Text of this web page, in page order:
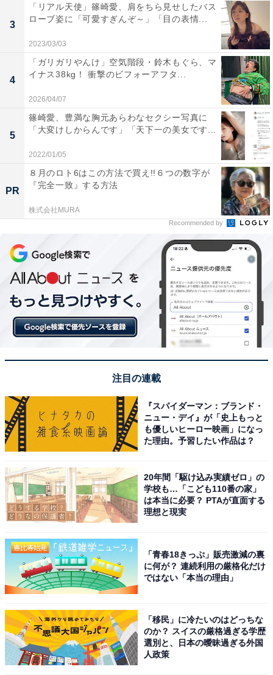
3
「リアル天使」篠崎愛、肩をちら見せしたバス
ローブ姿に「可愛すぎんぞ～」「目の表情...
2023/03/03
4
「ガリガリやんけ」空気階段・鈴木もぐら、マ
イナス38kg！ 衝撃のビフォーアフタ...
2026/04/07
5
篠崎愛、豊満な胸元あらわなセクシー写真に
「大変けしからんです」「天下一の美女です...
2022/01/05
PR
８月のロト6はこの方法で買え!!６つの数字が
『完全一致』する方法
株式会社MURA
Recommended by
注目の連載
『スパイダーマン：ブランド・
ニュー・デイ』が「史上もっと
も優しいヒーロー映画」になっ
た理由。予習したい作品は？
20年間「駆け込み実績ゼロ」の
学校も…「こども110番の家」
は本当に必要？ PTAが直面する
理想と現実
「青春18きっぷ」販売激減の裏
に何が？ 連続利用の厳格化だけ
ではない「本当の理由」
「移民」に冷たいのはどっちな
のか？ スイスの厳格過ぎる学歴
選別と、日本の曖昧過ぎる外国
人政策